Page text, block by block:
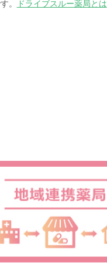
。 ドライブスルー薬局とは